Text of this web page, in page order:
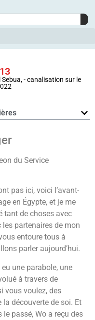
- canalisation sur le
du Service
pas ici, voici l’avant-
en Égypte, et je me
tant de choses avec
les partenaires de mon
entoure tous à
parler aujourd’hui.
une parabole, une
à travers de
vous voulez, des
la découverte de soi. Et
passé, Wo a reçu des